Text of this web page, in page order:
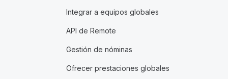
Integrar a equipos globales
API de Remote
Gestión de nóminas
Ofrecer prestaciones globales